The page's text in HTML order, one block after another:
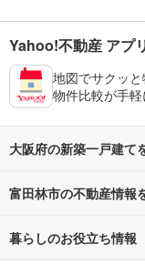
Yahoo!不動産 アプ
地図でサクッ
物件比較が手
大阪府の新築一戸建て
路線・駅から探す
通勤・通学時間から
富田林市の不動産情報
不動産・住宅
暮らしのお役立ち情報